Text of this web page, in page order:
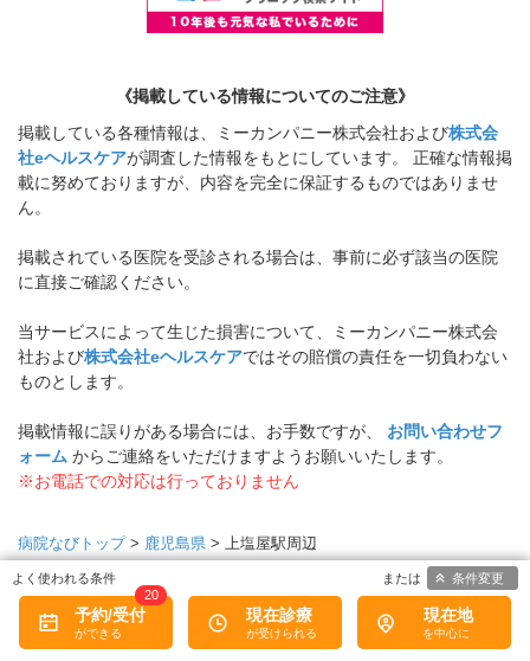
《掲載している情報についてのご注意》
掲載している各種情報は、ミーカンパニー株式会社および株式会
社eヘルスケアが調査した情報をもとにしています。 正確な情報掲
載に努めておりますが、内容を完全に保証するものではありませ
ん。
掲載されている医院を受診される場合は、事前に必ず該当の医院
に直接ご確認ください。
当サービスによって生じた損害について、ミーカンパニー株式会
社および株式会社eヘルスケアではその賠償の責任を一切負わない
ものとします。
掲載情報に誤りがある場合には、お手数ですが、 お問い合わせフ
ォーム からご連絡をいただけますようお願いいたします。
※お電話での対応は行っておりません
病院なびトップ> 鹿児島県 > 上塩屋駅周辺
予約/受付
20
現在診療 現在地
条件変更